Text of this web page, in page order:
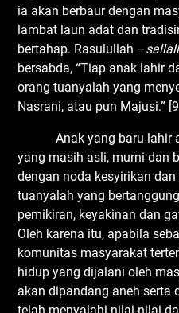
ia akan berbaur dengan
lambat laun adat dan
bertahap. Rasulullah –
bersabda, “Tiap anak lahir
orang tuanyalah yang
Nasrani, atau pun Majusi.”
Anak yang baru lahir
yang masih asli, murni dan
dengan noda kesyirikan
tuanyalah yang
pemikiran, keyakinan dan
Oleh karena itu, apabila
komunitas masyarakat
hidup yang dijalani oleh
akan dipandang aneh serta